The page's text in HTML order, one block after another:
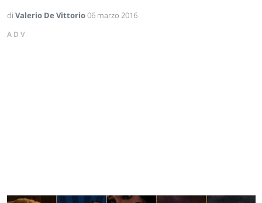
di Valerio De Vittorio06 marzo 2016
ADV